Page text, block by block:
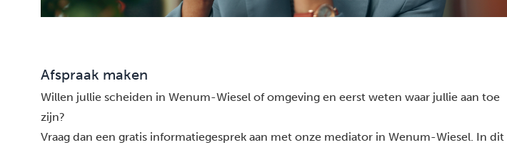
Afspraak maken
Willen jullie scheiden in Wenum-Wiesel of omgeving en eerst weten waar jullie aan toe
zijn?
Vraag dan een gratis informatiegesprek aan met onze mediator in Wenum-Wiesel. In dit